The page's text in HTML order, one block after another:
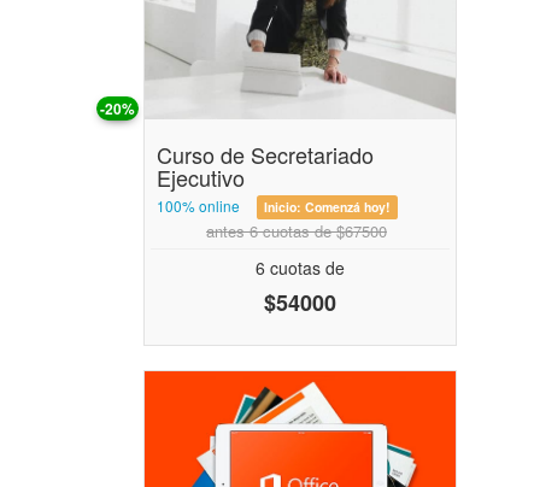
-20%
Curso de Secretariado
Ejecutivo
100% online Inicio: Comenzá hoy!
antes 6 cuotas de $67500
6 cuotas de
$54000